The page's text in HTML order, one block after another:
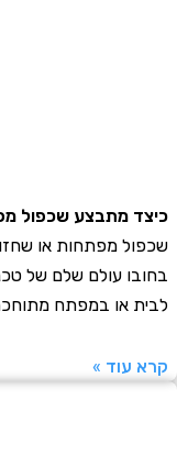
מתבצע שכפול
מפתחות או שחזור
עולם שלם של
או במפתח מתוחכם
»